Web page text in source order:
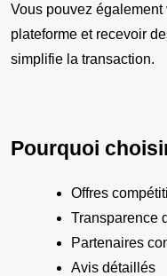
Vous pouvez
plateforme et recevoir
simplifie la transaction.
Pourquoi
Offres
Transparence
Partenaires
Avis détaillés